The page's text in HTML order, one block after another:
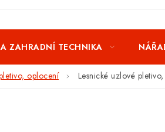
ZAHRADNÍ TECHNIKA
oplocení Lesnické uzlové